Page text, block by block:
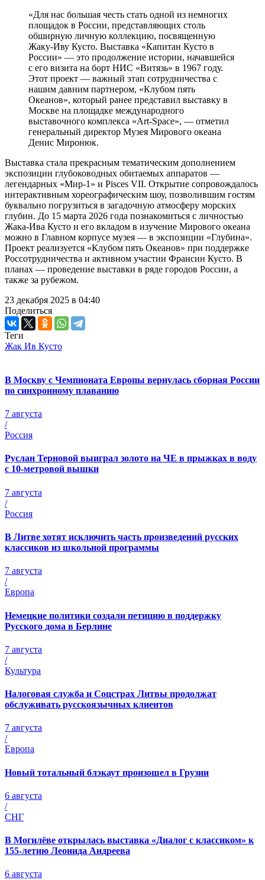
«Для нас большая честь стать одной из немногих
площадок в России, представляющих столь
обширную личную коллекцию, посвященную
Жаку-Иву Кусто. Выставка «Капитан Кусто в
России» — это продолжение истории, начавшейся
с его визита на борт НИС «Витязь» в 1967 году.
Этот проект — важный этап сотрудничества с
нашим давним партнером, «Клубом пять
Океанов», который ранее представил выставку в
Москве на площадке международного
выставочного комплекса «Art-Space», — отметил
генеральный директор Музея Мирового океана
Денис Миронюк.
Выставка стала прекрасным тематическим дополнением
экспозиции глубоководных обитаемых аппаратов —
легендарных «Мир-1» и Pisces VII. Открытие сопровождалось
интерактивным хореографическим шоу, позволившим гостям
буквально погрузиться в загадочную атмосферу морских
глубин. До 15 марта 2026 года познакомиться с личностью
Жака-Ива Кусто и его вкладом в изучение Мирового океана
можно в Главном корпусе музея — в экспозиции «Глубина».
Проект реализуется «Клубом пять Океанов» при поддержке
Россотрудничества и активном участии Франсин Кусто. В
планах — проведение выставки в ряде городов России, а
также за рубежом.
23 декабря 2025 в 04:40
Поделиться
Теги
Жак Ив Кусто
В Москву с Чемпионата Европы вернулась сборная России
по синхронному плаванию
7 августа
/
Россия
Руслан Терновой выиграл золото на ЧЕ в прыжках в воду
с 10-метровой вышки
7 августа
/
Россия
В Литве хотят исключить часть произведений русских
классиков из школьной программы
7 августа
/
Европа
Немецкие политики создали петицию в поддержку
Русского дома в Берлине
7 августа
/
Культура
Налоговая служба и Соцстрах Литвы продолжат
обслуживать русскоязычных клиентов
7 августа
/
Европа
Новый тотальный блэкаут произошел в Грузии
6 августа
/
СНГ
В Могилёве открылась выставка «Диалог с классиком» к
155-летию Леонида Андреева
6 августа